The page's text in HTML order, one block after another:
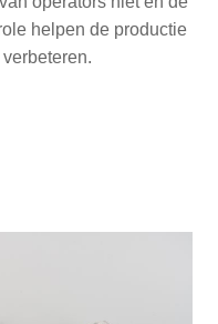
helpen de productie